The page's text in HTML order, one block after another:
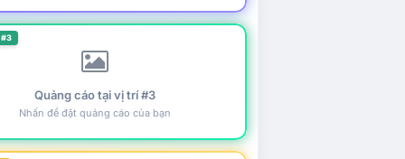
Quảng cáo tại vị trí #3
Nhấn để đặt quảng cáo của bạn